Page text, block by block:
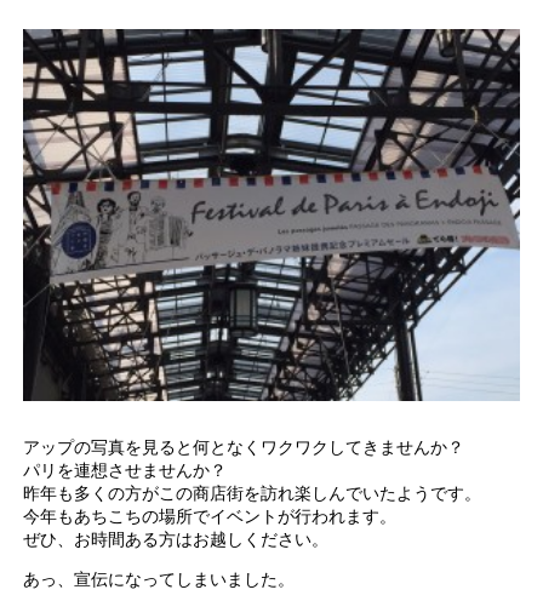
アップの写真を見ると何となくワクワクしてきませんか？
パリを連想させませんか？
昨年も多くの方がこの商店街を訪れ楽しんでいたようです。
今年もあちこちの場所でイベントが行われます。
ぜひ、お時間ある方はお越しください。
あっ、宣伝になってしまいました。